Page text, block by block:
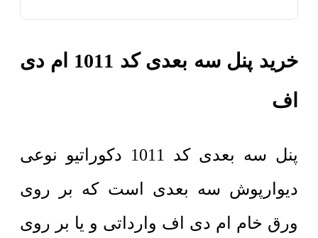
خرید پنل سه بعدی کد 1011 ام دی
اف
پنل سه بعدی کد 1011 دکوراتیو نوعی
دیوارپوش سه بعدی است که بر روی
ورق خام ام دی اف وارداتی و یا بر روی